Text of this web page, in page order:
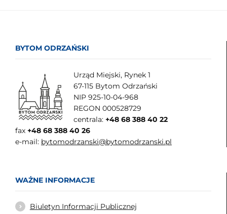
BYTOM ODRZAŃSKI
Urząd Miejski, Rynek 1
67-115 Bytom Odrzański
NIP 925-10-04-968
REGON 000528729
centrala: +48 68 388 40 22
fax +48 68 388 40 26
e-mail: bytomodrzanski@bytomodrzanski.pl
WAŻNE INFORMACJE
Biuletyn Informacji Publicznej